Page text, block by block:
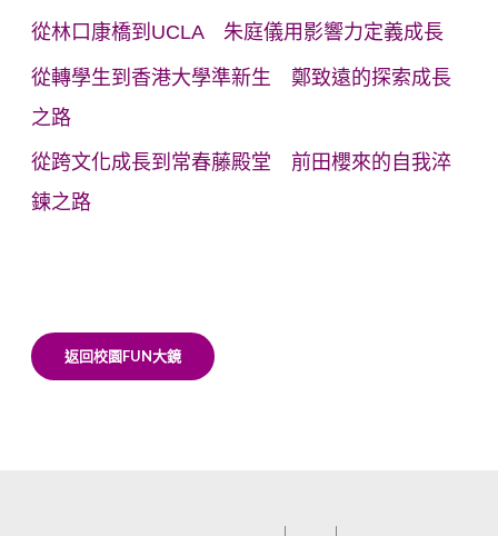
從林口康橋到UCLA 朱庭儀用影響力定義成長
從轉學生到香港大學準新生 鄭致遠的探索成長
之路
從跨文化成長到常春藤殿堂 前田櫻來的自我淬
鍊之路
返回校園FUN大鏡